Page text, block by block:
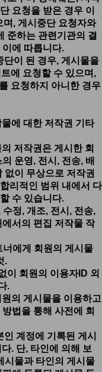
요청을 받은 경우 이
며, 게시중단 요청자와
준하는 관련기관의 결
에 따릅니다.
이 된 경우, 게시물을
에 요청할 수 있으며,
요청하지 아니한 경우
에 대한 저작권 기타
저작권은 게시한 회
운영, 전시, 전송, 배
없이 무상으로 저작권
리적인 범위 내에서 다
수 있습니다.
정, 개조, 전시, 전송,
서의 편집 저작물 작
에게 회원의 게시물
.
회원의 이용자ID 외
.
의 게시물을 이용하고
법을 통해 사전에 회
계정에 기록된 게시
. 단, 타인에 의해 보
시물과 타인의 게시물